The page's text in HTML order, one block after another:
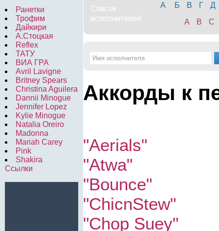
Ранетки
Трофим
Дайкири
А.Стоцкая
Reflex
ТАТУ
ВИА ГРА
Avril Lavigne
Britney Spears
Christina Aguilera
Dannii Minogue
Jennifer Lopez
Kylie Minogue
Natalia Oreiro
Madonna
Mariah Carey
Pink
Shakira
Ссылки
А Б В Г
Д
A
B C
Аккорды к
"Aerials"
"Atwa"
"Bounce"
"ChicnStew"
"Chop Suey"